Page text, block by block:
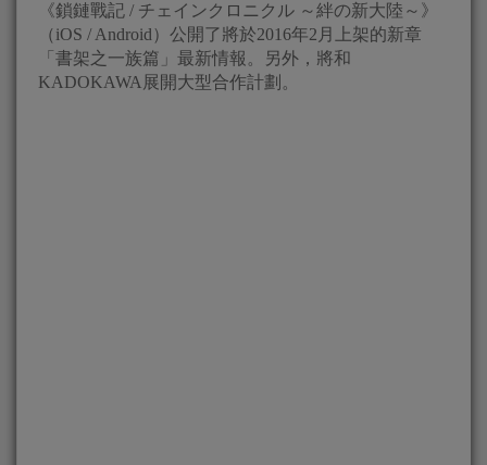
《鎖鏈戰記 / チェインクロニクル ～絆の新大陸～》
（iOS / Android）公開了將於2016年2月上架的新章
「書架之一族篇」最新情報。另外，將和
KADOKAWA展開大型合作計劃。